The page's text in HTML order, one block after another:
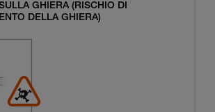
GHIERA (RISCHIO DI
DELLA GHIERA)